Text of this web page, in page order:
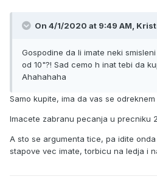
On 4/1/2020 at 9:49 AM,
Gospodine da li imate neki
od 10"?! Sad cemo h inat tebi da
Ahahahaha
Samo kupite, ima da vas se
Imacete zabranu pecanja u precniku
A sto se argumenta tice, pa idite
stapove vec imate, torbicu na ledja i